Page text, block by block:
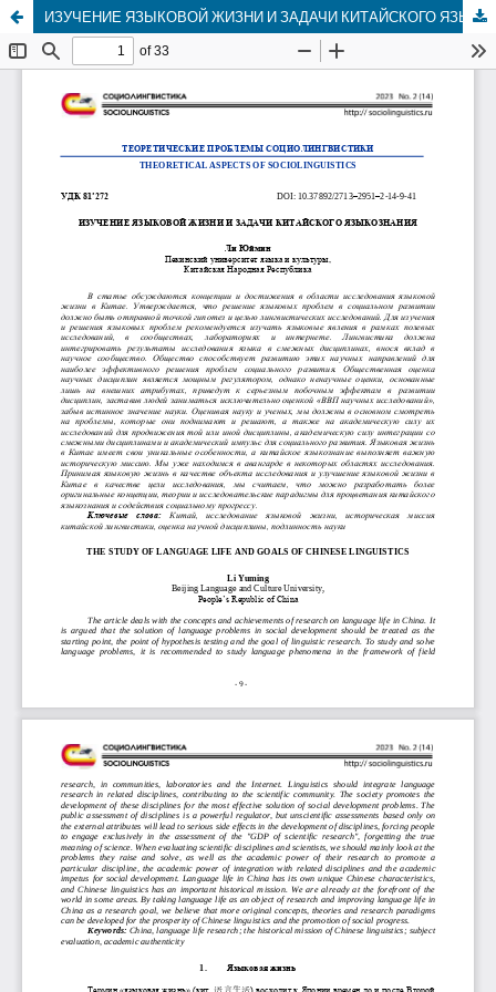
ИЗУЧЕНИЕ ЯЗЫКОВОЙ ЖИЗНИ И ЗАДАЧИ КИТАЙСКОГО ЯЗЫКОЗНАНИЯ